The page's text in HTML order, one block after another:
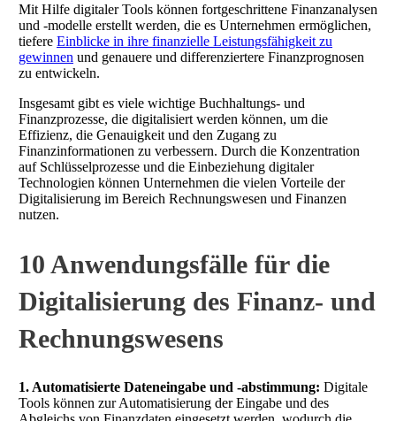
Mit Hilfe digitaler Tools können fortgeschrittene Finanzanalysen
und -modelle erstellt werden, die es Unternehmen ermöglichen,
tiefere Einblicke in ihre finanzielle Leistungsfähigkeit zu
gewinnen und genauere und differenziertere Finanzprognosen
zu entwickeln.
Insgesamt gibt es viele wichtige Buchhaltungs- und
Finanzprozesse, die digitalisiert werden können, um die
Effizienz, die Genauigkeit und den Zugang zu
Finanzinformationen zu verbessern. Durch die Konzentration
auf Schlüsselprozesse und die Einbeziehung digitaler
Technologien können Unternehmen die vielen Vorteile der
Digitalisierung im Bereich Rechnungswesen und Finanzen
nutzen.
10 Anwendungsfälle für die
Digitalisierung des Finanz- und
Rechnungswesens
1. Automatisierte Dateneingabe und -abstimmung: Digitale
Tools können zur Automatisierung der Eingabe und des